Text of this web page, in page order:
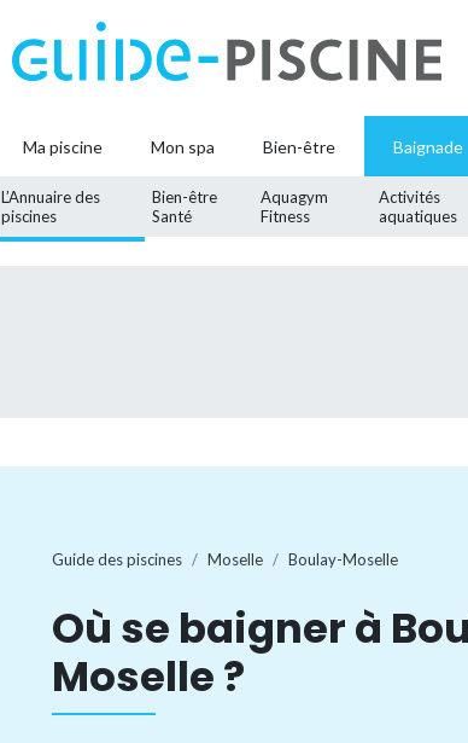
Ma piscine Mon spa Bien-être Baignade
L’Annuaire des
piscines
Bien-être
Santé
Aquagym
Fitness
Activités
aquatiques
Guide des piscines Moselle Boulay-Moselle
Où se baigner à
Moselle ?